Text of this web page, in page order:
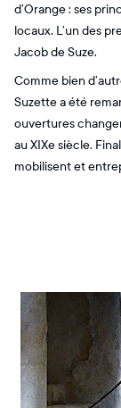
d’Orange : ses
locaux. L’un des
Jacob de Suze.
Comme bien
Suzette a été
ouvertures
au XIXe siècle.
mobilisent et